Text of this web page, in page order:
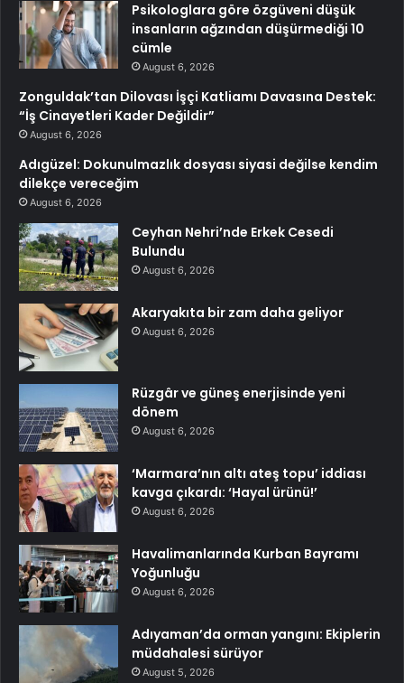
Psikologlara göre özgüveni düşük
insanların ağzından düşürmediği 10
cümle
August 6, 2026
Zonguldak’tan Dilovası İşçi Katliamı Davasına Destek:
“İş Cinayetleri Kader Değildir”
August 6, 2026
Adıgüzel: Dokunulmazlık dosyası siyasi değilse kendim
dilekçe vereceğim
August 6, 2026
Ceyhan Nehri’nde Erkek Cesedi
Bulundu
August 6, 2026
Akaryakıta bir zam daha geliyor
August 6, 2026
Rüzgâr ve güneş enerjisinde yeni
dönem
August 6, 2026
‘Marmara’nın altı ateş topu’ iddiası
kavga çıkardı: ‘Hayal ürünü!’
August 6, 2026
Havalimanlarında Kurban Bayramı
Yoğunluğu
August 6, 2026
Adıyaman’da orman yangını: Ekiplerin
müdahalesi sürüyor
August 5, 2026